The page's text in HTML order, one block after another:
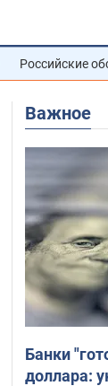
Российские
Важное
Банки
доллара: